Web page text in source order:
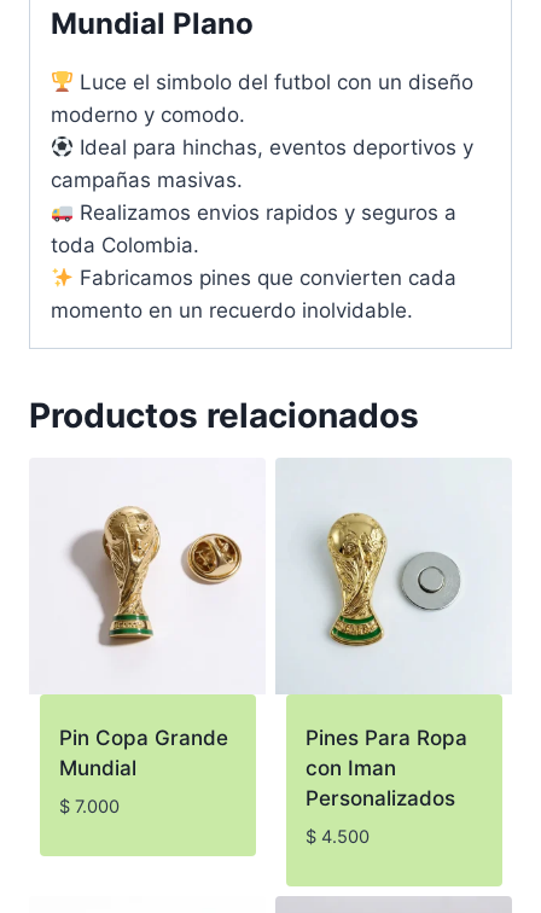
Mundial Plano
Luce el simbolo del futbol con un diseño
moderno y comodo.
Ideal para hinchas, eventos deportivos y
campañas masivas.
Realizamos envios rapidos y seguros a
toda Colombia.
Fabricamos pines que convierten cada
momento en un recuerdo inolvidable.
Productos relacionados
Pin Copa Grande
Mundial
$7.000
Pines Para Ropa
con Iman
Personalizados
$4.500